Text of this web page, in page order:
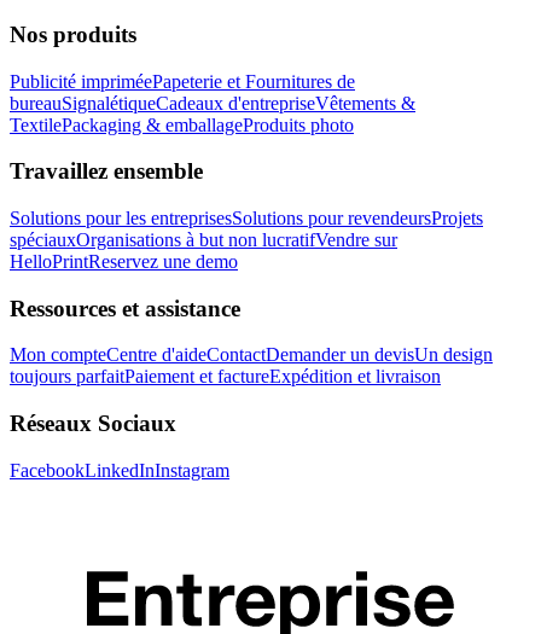
Nos produits
Publicité impriméePapeterie et Fournitures de
bureauSignalétiqueCadeaux d'entrepriseVêtements &
TextilePackaging & emballageProduits photo
Travaillez ensemble
Solutions pour les entreprisesSolutions pour revendeursProjets
spéciauxOrganisations à but non lucratifVendre sur
HelloPrintReservez une demo
Ressources et assistance
Mon compteCentre d'aideContactDemander un devisUn design
toujours parfaitPaiement et factureExpédition et livraison
Réseaux Sociaux
FacebookLinkedInInstagram